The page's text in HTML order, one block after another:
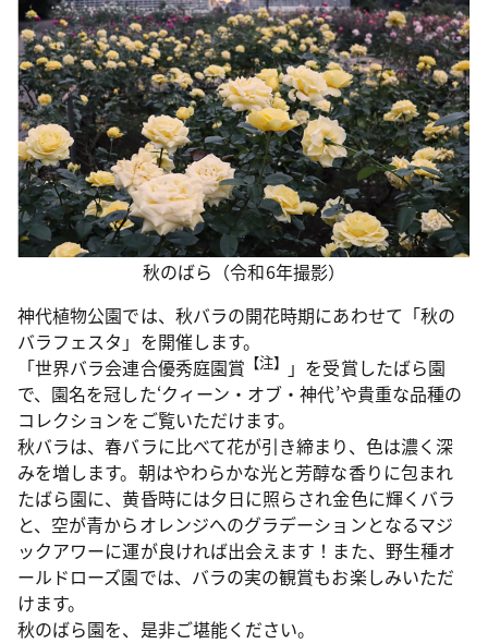
秋のばら（令和6年撮影）
神代植物公園では、秋バラの開花時期にあわせて「秋の
バラフェスタ」を開催します。
「世界バラ会連合優秀庭園賞 【注】
」を受賞したばら園
で、園名を冠した‘クィーン・オブ・神代’や貴重な品種の
コレクションをご覧いただけます。
秋バラは、春バラに比べて花が引き締まり、色は濃く深
みを増します。朝はやわらかな光と芳醇な香りに包まれ
たばら園に、黄昏時には夕日に照らされ金色に輝くバラ
と、空が青からオレンジへのグラデーションとなるマジ
ックアワーに運が良ければ出会えます！また、野生種オ
ールドローズ園では、バラの実の観賞もお楽しみいただ
けます。
秋のばら園を、是非ご堪能ください。